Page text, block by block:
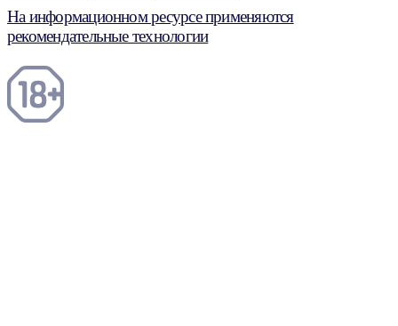
На информационном ресурсе применяются
рекомендательные технологии